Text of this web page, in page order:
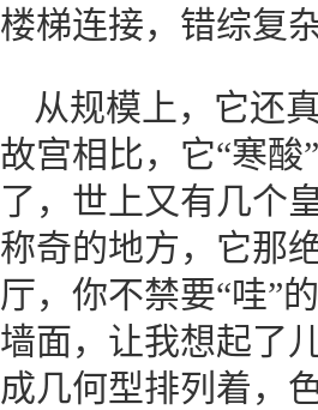
楼梯连接，错综复
从规模上，它还
故宫相比，它“寒
了，世上又有几个
称奇的地方，它那
厅，你不禁要“哇”
墙面，让我想起了
成几何型排列着，